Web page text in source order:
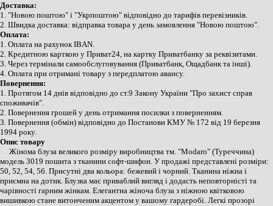
Доставка:
1. "Новою поштою" і "Укрпоштою" відповідно до тарифів перевізників.
2. Швидка доставка: відправка товара у день замовлення "Новою поштою".
Оплата:
1. Оплата на рахунок IBAN.
2. Кредитною карткою у Приват24, на картку Приватбанку за реквізитами.
3. Через термінали самообслуговування (Приватбанк, Ощадбанк та інші).
4. Оплата при отримані товару з передплатою авансу.
Повернення:
1. Протягом 14 днів відповідно до ст.9 Закону України "Про захист справ
споживачів".
2. Повернення грошей у день отримання посилки з поверненням.
3. Повернення (обмін) відповідно до Постанови КМУ № 172 від 19 березня
1994 року.
Опис товару
Жінома блуза великого розміру виробництва тм. "Modaro" (Туреччина)
модель 3019 пошита з тканини софт-шифон. У продажі представлені розміри:
50, 52, 54, 56. Присутні два кольора: бежевий і чорний. Тканина ніжна і
приємна на дотик. Блузка має приваблий вигляд і додасть неповторністі та
чарівності гарним жінкам. Елегантна жіноча блуза з ніжною квітковою
вишивкою стане витонченим акцентом у вашому гардеробі. Легкі прозорі